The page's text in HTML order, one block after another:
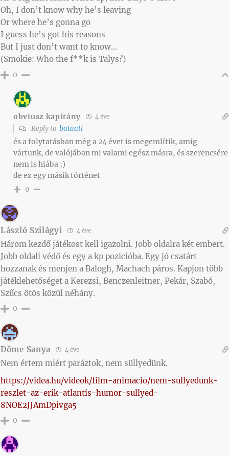
Oh, I don’t know why he’s leaving
Or where he’s gonna go
I guess he’s got his reasons
But I just don’t want to know…
(Smokie: Who the f**k is Talys?)
0
obviusz kapitány 4 éve
Reply to bataati
és a folytatásban még a 24 évet is megemlítik, amíg
vártunk, de valójában mi valami egész másra, és szerencsére
nem is hiába ;)
de ez egy másik történet
0
László Szilágyi 4 éve
Három kezdő játékost kell igazolni. Jobb oldalra két embert.
Jobb oldali védő és egy a kp pozicióba. Egy jó csatárt
hozzanak és menjen a Balogh, Machach páros. Kapjon több
játéklehetőséget a Kerezsi, Benczenleitner, Pekár, Szabó,
Szűcs ötös közül néhány.
0
Döme Sanya 4 éve
Nem értem miért paráztok, nem süllyedünk.
https://videa.hu/videok/film-animacio/nem-sullyedunk-
reszlet-az-erik-atlantis-humor-sullyed-
8NOE2JJAmDpivga5
0